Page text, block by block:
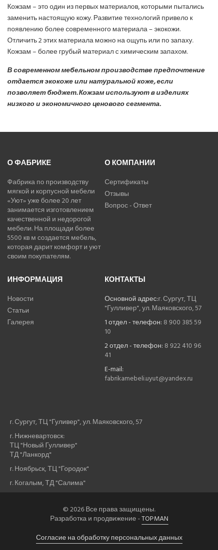
Кожзам – это один из первых материалов, которыми пытались
заменить настоящую кожу. Развитие технологий привело к
появлению более современного материала – экокожи.
Отличить 2 этих материала можно на ощупь или по запаху.
Кожзам – более грубый материал с химическим запахом.
В современном мебельном производстве предпочтение
отдается экокоже или натуральной коже, если
позволяет бюджет. Кожзам используют в изделиях
низкого и экономичного ценового сегмента.
О ФАБРИКЕ
Фабрика по производству
мягкой и корпусной мебели
«Уют» уже более 20 лет
занимается изготовлением
качественной и недорогой
мебели. На площади более
5500 кв м создается мебель,
которая дарит комфорт и уют
своим покупателям.
О КОМПАНИИ
Сертификаты
Отзывы
Вопрос - Ответ
ИНФОРМАЦИЯ
Новости
Статьи
Галерея
КОНТАКТЫ
Основной адрес:г. Сургут, ТЦ
"Гулливер", ул. Маяковского, 57
1 отдел - телефон: 8 900 385 59
10
2 отдел - телефон: 8 922 410 96
41
E-mail:
fabrikamebeli.uyut@yandex.ru
г. Сургут, ТЦ "Гуливер", ул. Маяковского, 57
г. Нижневартовск:
ТЦ "Новый Гулливер"
ТД "Ланкорд"
г. Ноябрьск, ТЦ "Городок"
г. Когалым, ТД "Салима"
© 2026 Все права защищены.
Разработка и продвижение -TOPMAN
Согласие на обработку персональных данных